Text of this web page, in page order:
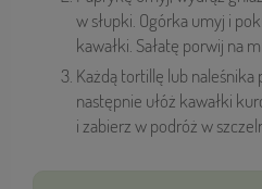
w słupki. Ogórka umyj i
kawałki. Sałatę porwij na
Każdą tortillę lub
następnie ułóż kawałki
i zabierz w podróż w